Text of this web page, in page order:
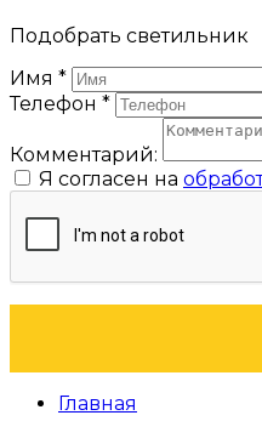
Подобрать светильник
Имя *
Телефон *
Комментарий:
Я согласен на
Главная